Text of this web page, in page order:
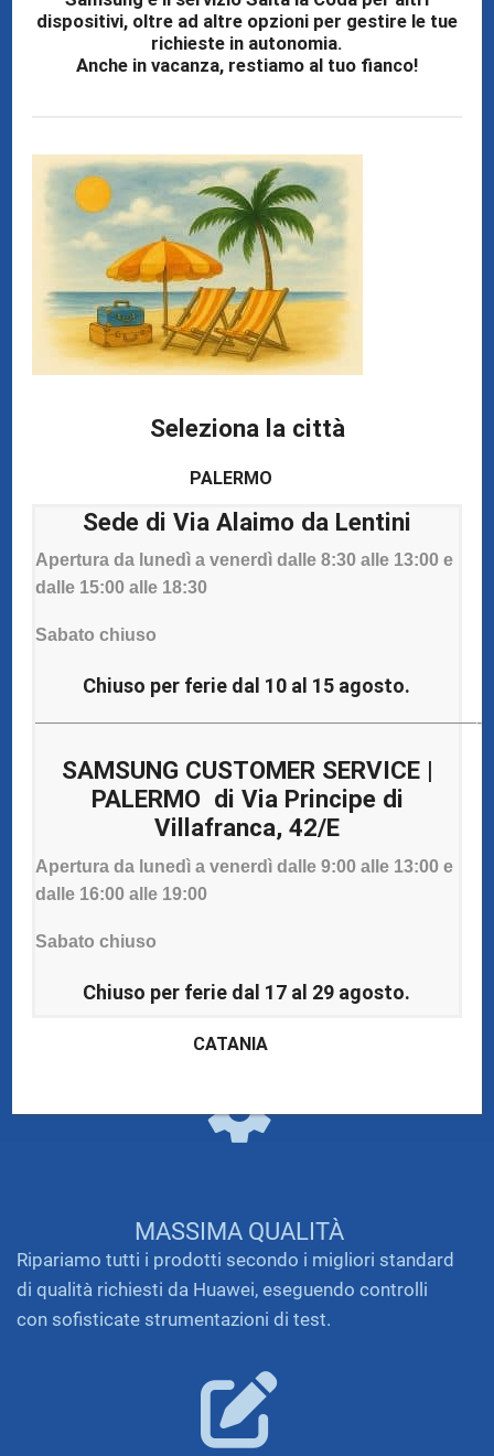
HUAWEI
HUAWEI CUSTOMER SERVICE
Solo ed esclusivamente presso un Centro
Autorizzato potrai usufruire della Garanzia
APPUNTAMENTO
riparazione veloce del tuo tablet Huawei presso il
laboratorio di Catania o il punto di raccolta di
Portando da noi il tuo tablet Huawei a Catania, potrai
MASSIMA QUALITÀ
Ripariamo tutti i prodotti secondo i migliori standard
di qualità richiesti da Huawei, eseguendo controlli
con sofisticate strumentazioni di test.
dispositivi, oltre ad altre opzioni per gestire le tue
richieste in autonomia.
Anche in vacanza, restiamo al tuo fianco!
Seleziona la città
PALERMO
Sede di Via Alaimo da Lentini
Apertura da lunedì a venerdì dalle 8:30 alle 13:00 e
dalle 15:00 alle 18:30
Sabato chiuso
Chiuso per ferie dal 10 al 15 agosto.
—————————————————————————-
SAMSUNG CUSTOMER SERVICE |
PALERMO di Via Principe di
Villafranca, 42/E
Apertura da lunedì a venerdì dalle 9:00 alle 13:00 e
dalle 16:00 alle 19:00
Sabato chiuso
Chiuso per ferie dal 17 al 29 agosto.
CATANIA